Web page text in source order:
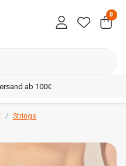
0
ab 100€
Strings